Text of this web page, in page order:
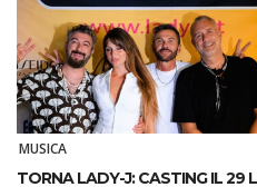
MUSICA
TORNA LADY-J: CASTING IL 29